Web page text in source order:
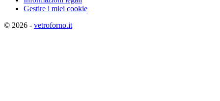
Gestire i miei cookie
© 2026 - vetroforno.it